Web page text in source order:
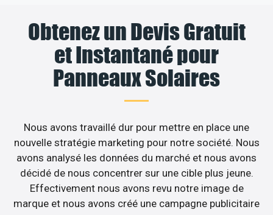
Obtenez un Devis Gratuit
et Instantané pour
Panneaux Solaires
Nous avons travaillé dur pour mettre en place une
nouvelle stratégie marketing pour notre société. Nous
avons analysé les données du marché et nous avons
décidé de nous concentrer sur une cible plus jeune.
Effectivement nous avons revu notre image de
marque et nous avons créé une campagne publicitaire